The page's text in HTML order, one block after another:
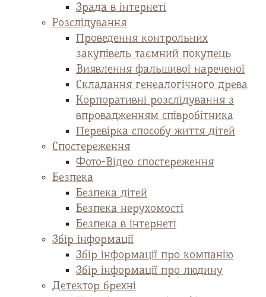
Зрада в інтернеті
Розслідування
Проведення контрольних
закупівель таємний покупець
Виявлення фальшивої нареченої
Складання генеалогічного древа
Корпоративні розслідування з
впровадженням співробітника
Перевірка способу життя дітей
Спостереження
Фото-Відео спостереження
Безпека
Безпека дітей
Безпека нерухомості
Безпека в інтернеті
Збір інформації
Збір інформації про компанію
Збір інформації про людину
Детектор брехні